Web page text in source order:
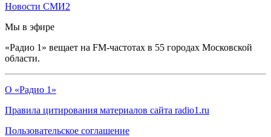
Новости СМИ2
Мы в эфире
«Радио 1» вещает на FM-частотах в 55 городах Московской
области.
О «Радио 1»
Правила цитирования материалов сайта radio1.ru
Пользовательское соглашение